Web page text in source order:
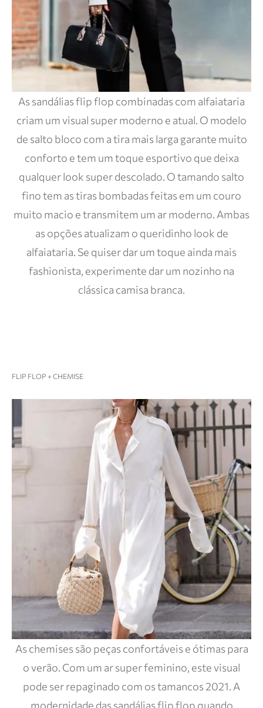
As sandálias flip flop combinadas com alfaiataria
criam um visual super moderno e atual. O modelo
de salto bloco com a tira mais larga garante muito
conforto e tem um toque esportivo que deixa
qualquer look super descolado. O tamando salto
fino tem as tiras bombadas feitas em um couro
muito macio e transmitem um ar moderno. Ambas
as opções atualizam o queridinho look de
alfaiataria. Se quiser dar um toque ainda mais
fashionista, experimente dar um nozinho na
clássica camisa branca.
FLIP FLOP + CHEMISE
As chemises são peças confortáveis e ótimas para
o verão. Com um ar super feminino, este visual
pode ser repaginado com os tamancos 2021. A
modernidade das sandálias flip flop quando